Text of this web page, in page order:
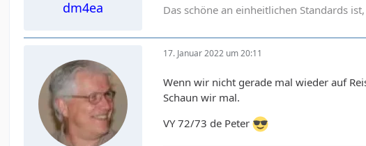
dm4ea
Das schöne an einheitlichen Standards
17. Januar 2022 um 20:11
Wenn wir nicht gerade mal wieder auf
Schaun wir mal.
VY 72/73 de Peter